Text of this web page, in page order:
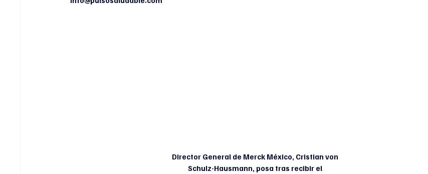
Director General de Merck México, Cristian von
Schulz-Hausmann, posa tras recibir el